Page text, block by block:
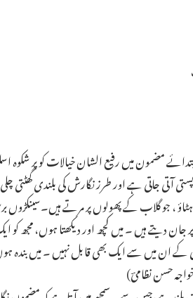
مضمون میں رفیع الشان خیالات کو پر
آتی جاتی ہے اور طرز نگارش کی بلندی گھٹتی
، جو گلاب کے پھولوں پر مرتے
پر جان دیتے ہیں ۔ میں کچھ اور دیکھتا ہوں،
ان میں سے ایک بھی قابل نہیں ۔ میں بندہ
حسن نظامیؔ)